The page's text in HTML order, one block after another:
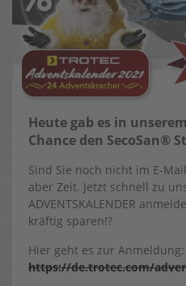
Heute gab es in
Chance den Seco­San®
Sind Sie noch nicht im E-
aber Zeit. Jetzt schnell zu
ADVENTSKALENDER
kräftig sparen!?
Hier geht es zur Anmeldung:
https://de.trotec.com/